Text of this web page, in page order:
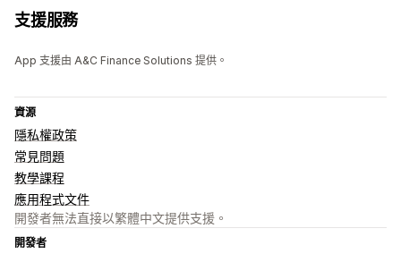
支援服務
App 支援由 A&C Finance Solutions 提供。
資源
隱私權政策
常見問題
教學課程
應用程式文件
開發者無法直接以繁體中文提供支援。
開發者